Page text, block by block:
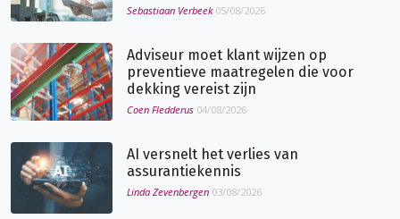
Sebastiaan Verbeek 05/08/2026
Adviseur moet klant wijzen op
preventieve maatregelen die voor
dekking vereist zijn
Coen Fledderus 04/08/2026
AI versnelt het verlies van
assurantiekennis
Linda Zevenbergen 03/08/2026